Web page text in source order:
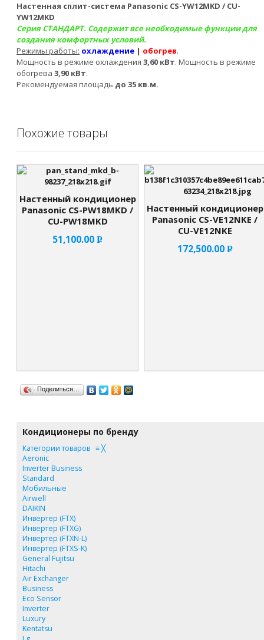
Настенная сплит-система Panasonic CS-YW12MKD / CU-
YW12MKD
Серия СТАНДАРТ. Содержит все необходимые функции для
создания комфортных условий.
Режимы работы: охлаждение | обогрев.
Мощность в режиме охлаждения 3,60 кВт. Мощность в режиме
обогрева 3,90 кВт.
Рекомендуемая площадь до 35 кв.м.
Похожие товары
Настенный кондиционер
Panasonic CS-PW18MKD /
CU-PW18MKD
51,100.00Р
Настенный кондиционер
Panasonic CS-VE12NKE /
CU-VE12NKE
172,500.00 Р
Поделиться…
Кондиционеры по бренду
Категории товаров ≡╳
Aeronic
Inverter Business
Standard
Мобильные
Airwell
DAIKIN
Инвертер (FTX)
Инвертер (FTXG)
Инвертер (FTXN-L)
Инвертер (FTXS-K)
General Fujitsu
Hitachi
Air Exchanger
Business
Eco Sensor
Inverter
Luxury
Kentatsu